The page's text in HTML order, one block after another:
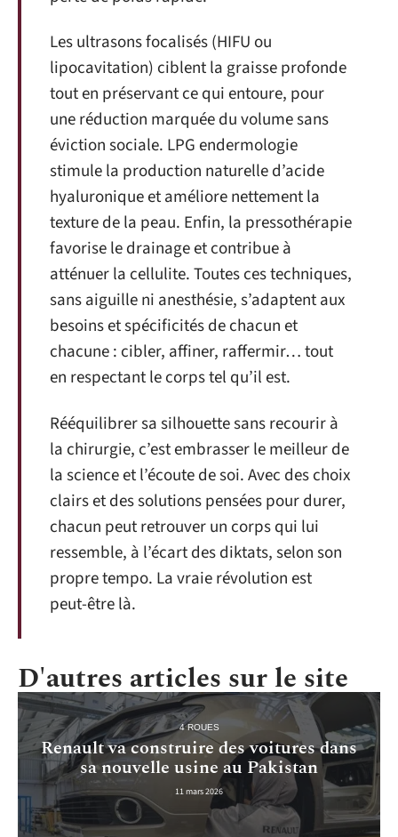
Les ultrasons focalisés (HIFU ou
lipocavitation) ciblent la graisse profonde
tout en préservant ce qui entoure, pour
une réduction marquée du volume sans
éviction sociale. LPG endermologie
stimule la production naturelle d’acide
hyaluronique et améliore nettement la
texture de la peau. Enfin, la pressothérapie
favorise le drainage et contribue à
atténuer la cellulite. Toutes ces techniques,
sans aiguille ni anesthésie, s’adaptent aux
besoins et spécificités de chacun et
chacune : cibler, affiner, raffermir… tout
en respectant le corps tel qu’il est.
Rééquilibrer sa silhouette sans recourir à
la chirurgie, c’est embrasser le meilleur de
la science et l’écoute de soi. Avec des choix
clairs et des solutions pensées pour durer,
chacun peut retrouver un corps qui lui
ressemble, à l’écart des diktats, selon son
propre tempo. La vraie révolution est
peut-être là.
D'autres articles sur le site
4 ROUES
Renault va construire des voitures dans
sa nouvelle usine au Pakistan
11 mars 2026